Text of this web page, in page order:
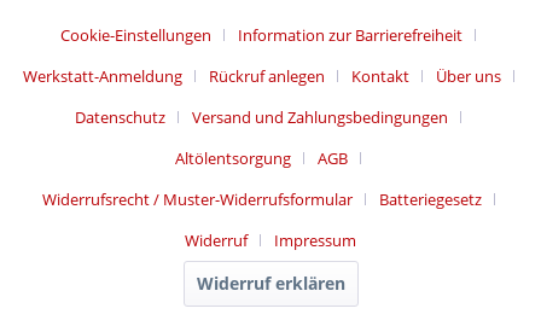
Cookie-Einstellungen
Information zur Barrierefreiheit
Werkstatt-Anmeldung
Rückruf anlegen Kontakt
Über uns
Datenschutz
Versand und Zahlungsbedingungen
Altölentsorgung
AGB
Widerrufsrecht / Muster-Widerrufsformular
Batteriegesetz
Widerruf
Impressum
Widerruf erklären